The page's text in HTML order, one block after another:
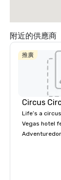
附近的供應商
推廣
Life’s a
Vegas hotel